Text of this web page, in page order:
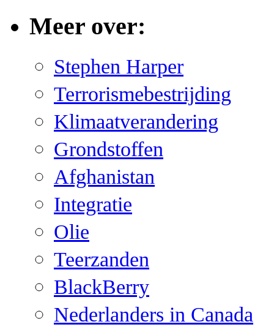
Meer over:
Stephen Harper
Terrorismebestrijding
Klimaatverandering
Grondstoffen
Afghanistan
Integratie
Olie
Teerzanden
BlackBerry
Nederlanders in Canada